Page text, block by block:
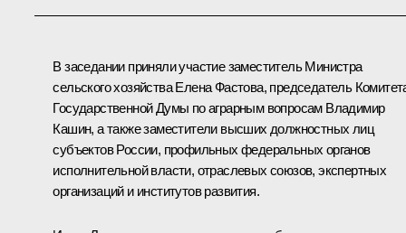
В заседании приняли участие заместитель Министра
сельского хозяйства Елена Фастова, председатель
Государственной Думы по аграрным вопросам Владимир
Кашин, а также заместители высших должностных лиц
субъектов России, профильных федеральных органов
исполнительной власти, отраслевых союзов, экспертных
организаций и институтов развития.